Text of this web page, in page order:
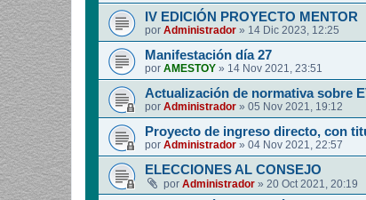
IV EDICIÓN PROYECTO MENTOR
por Administrador » 14 Dic 2023, 12:25
Manifestación día 27
por AMESTOY » 14 Nov 2021, 23:51
Actualización de normativa sobre
por Administrador » 05 Nov 2021, 19:12
Proyecto de ingreso directo, con
por Administrador » 04 Nov 2021, 22:57
ELECCIONES AL CONSEJO
por Administrador » 20 Oct 2021, 20:19